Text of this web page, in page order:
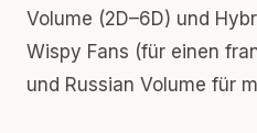
Volume (2D–6D) und
Wispy Fans (für einen
und Russian Volume für